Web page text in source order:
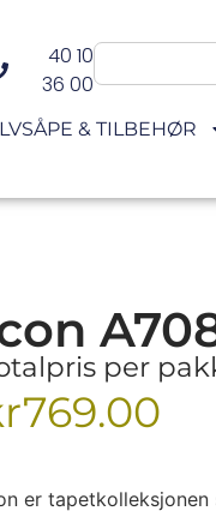
40 10
36 00
& TILBEHØR
per
769.00
er